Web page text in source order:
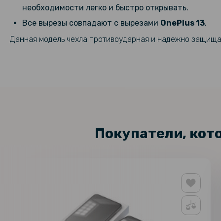
необходимости легко и быстро открывать.
Все вырезы совпадают с вырезами OnePlus 13​.
Данная модель чехла противоударная и надежно
Покупатели,